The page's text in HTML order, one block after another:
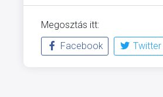
Megosztás itt:
Facebook
Twitter